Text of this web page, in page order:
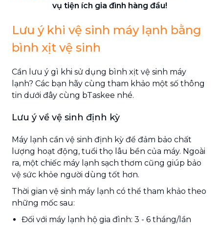
vụ tiện ích gia đình hàng đầu!
Lưu ý khi vệ sinh máy lạnh bằng
bình xịt vệ sinh
Cần lưu ý gì khi sử dụng bình xịt vệ sinh máy
lạnh? Các bạn hãy cùng tham khảo một số thông
tin dưới đây cùng bTaskee nhé.
Lưu ý về vệ sinh định kỳ
Máy lạnh cần vệ sinh định kỳ để đảm bảo chất
lượng hoạt động, tuổi thọ lâu bền của máy. Ngoài
ra, một chiếc máy lạnh sạch thơm cũng giúp bảo
vệ sức khỏe người dùng tốt hơn.
Thời gian vệ sinh máy lạnh có thể tham khảo theo
những mốc sau:
Đối với máy lạnh hộ gia đình: 3 - 6 tháng/lần